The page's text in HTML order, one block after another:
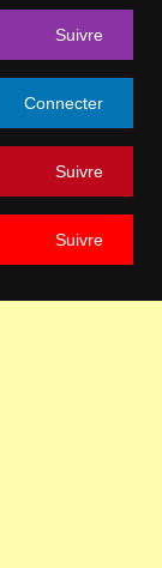
Suivre
Connecter
Suivre
Suivre